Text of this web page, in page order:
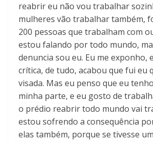
reabrir eu não vou trabalhar
mulheres vão trabalhar também,
200 pessoas que trabalham com
estou falando por todo mundo,
denuncia sou eu. Eu me exponho,
crítica, de tudo, acabou que fui eu
visada. Mas eu penso que eu
minha parte, e eu gosto de
o prédio reabrir todo mundo vai
estou sofrendo a consequência
elas também, porque se tivesse